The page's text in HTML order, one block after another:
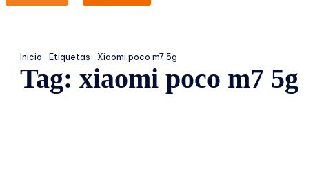
Inicio Etiquetas Xiaomi poco m7 5g
Tag: xiaomi poco m7 5g